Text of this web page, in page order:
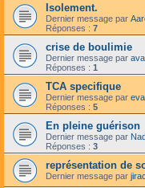
Isolement.
Dernier message par
Réponses : 7
crise de boulimie
Dernier message par
Réponses : 1
TCA specifique
Dernier message par
Réponses : 5
En pleine guérison
Dernier message par
Réponses : 3
représentation de
Dernier message par